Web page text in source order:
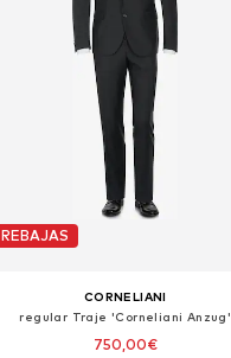
REBAJAS
CORNELIANI
regular Traje 'Corneliani Anzug'
750,00€